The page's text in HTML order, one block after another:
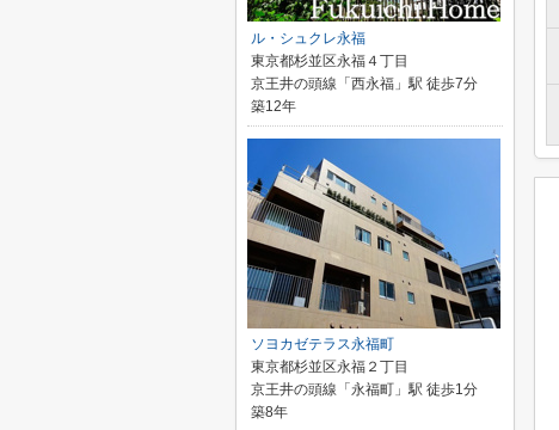
ル・シュクレ永福
東京都杉並区永福４丁目
京王井の頭線「西永福」駅 徒歩7分
築12年
ソヨカゼテラス永福町
東京都杉並区永福２丁目
京王井の頭線「永福町」駅 徒歩1分
築8年